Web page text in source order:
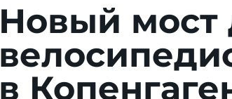
Новый мост
в